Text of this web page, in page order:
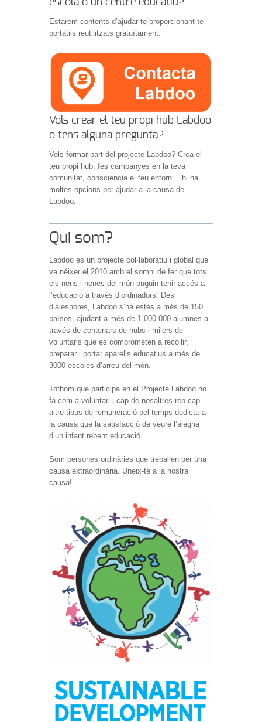
escola o un centre educatiu?
Estarem contents d’ajudar-te proporcionant-te
portàtils reutilitzats gratuïtament.
Vols crear el teu propi hub Labdoo
o tens alguna pregunta?
Vols formar part del projecte Labdoo? Crea el
teu propi hub, fes campanyes en la teva
comunitat, consciencia el teu entorn… hi ha
moltes opcions per ajudar a la causa de
Labdoo.
Qui som?
Labdoo és un projecte col·laboratiu i global que
va néixer el 2010 amb el somni de fer que tots
els nens i nenes del món puguin tenir accés a
l’educació a través d’ordinadors. Des
d’aleshores, Labdoo s’ha estès a més de 150
països, ajudant a més de 1.000.000 alumnes a
través de centenars de hubs i milers de
voluntaris que es comprometen a recollir,
preparar i portar aparells educatius a més de
3000 escoles d’arreu del món.
Tothom que participa en el Projecte Labdoo ho
fa com a voluntari i cap de nosaltres rep cap
altre tipus de remuneració pel temps dedicat a
la causa que la satisfacció de veure l’alegria
d’un infant rebent educació.
Som persones ordinàries que treballen per una
causa extraordinària. Uneix-te a la nostra
causa!